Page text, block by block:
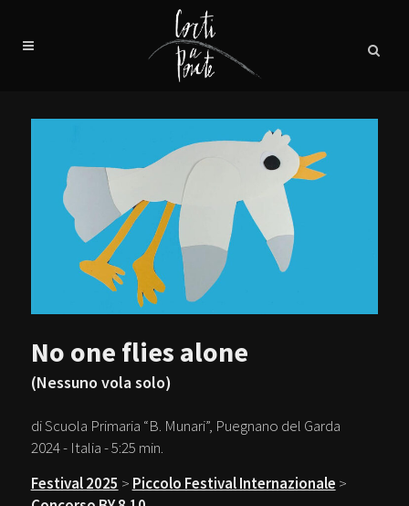
No one flies alone
(Nessuno vola solo)
di Scuola Primaria “B. Munari”, Puegnano del Garda
2024 - Italia - 5:25 min.
Festival 2025 > Piccolo Festival Internazionale >